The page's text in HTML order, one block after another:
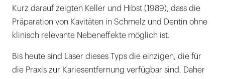
Kurz darauf zeigten Keller und Hibst (1989), dass die
Präparation von Kavitäten in Schmelz und Dentin ohne
klinisch relevante Nebeneffekte möglich ist.
Bis heute sind Laser dieses Typs die einzigen, die für
die Praxis zur Kariesentfernung verfügbar sind. Daher